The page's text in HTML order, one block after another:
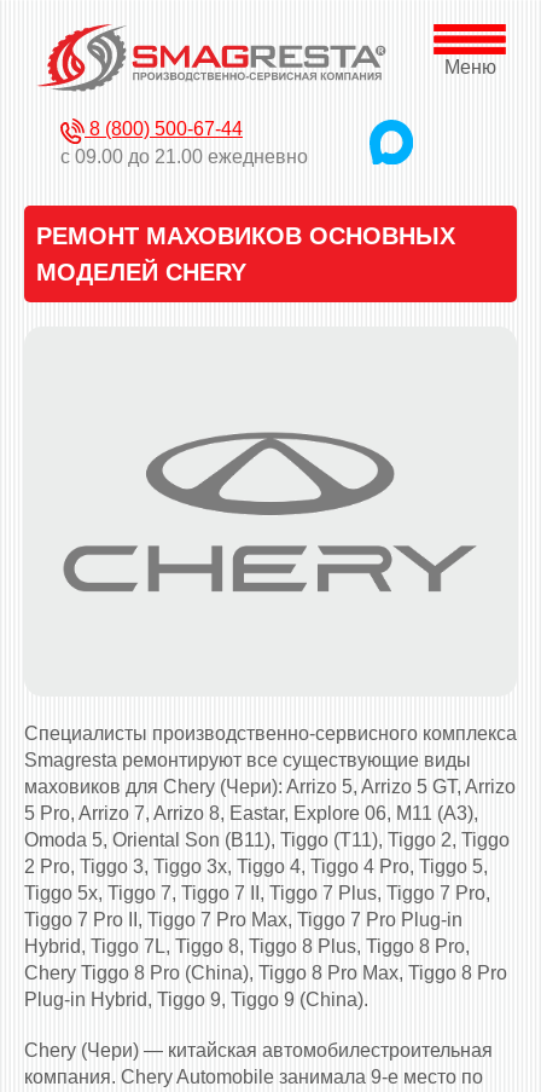
Меню
8 (800) 500-67-44
с 09.00 до 21.00 ежедневно
РЕМОНТ МАХОВИКОВ ОСНОВНЫХ
МОДЕЛЕЙ CHERY
Специалисты производственно-сервисного комплекса
Smagresta ремонтируют все существующие виды
маховиков для Chery (Чери): Arrizo 5, Arrizo 5 GT, Arrizo
5 Pro, Arrizo 7, Arrizo 8, Eastar, Explore 06, M11 (A3),
Omoda 5, Oriental Son (B11), Tiggo (T11), Tiggo 2, Tiggo
2 Pro, Tiggo 3, Tiggo 3x, Tiggo 4, Tiggo 4 Pro, Tiggo 5,
Tiggo 5x, Tiggo 7, Tiggo 7 II, Tiggo 7 Plus, Tiggo 7 Pro,
Tiggo 7 Pro II, Tiggo 7 Pro Max, Tiggo 7 Pro Plug-in
Hybrid, Tiggo 7L, Tiggo 8, Tiggo 8 Plus, Tiggo 8 Pro,
Chery Tiggo 8 Pro (China), Tiggo 8 Pro Max, Tiggo 8 Pro
Plug-in Hybrid, Tiggo 9, Tiggo 9 (China).
Chery (Чери) — китайская автомобилестроительная
компания. Chery Automobile занимала 9-е место по